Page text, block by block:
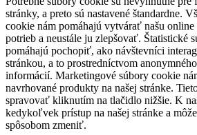
stránky, a preto sú nastavené štandardne.
cookie nám pomáhajú vytvárať našu
potrieb a neustále ju zlepšovať. Štatistické
pomáhajú pochopiť, ako návštevníci
stránkou, a to prostredníctvom
informácií. Marketingové súbory cookie
navrhované produkty na našej stránke.
spravovať kliknutím na tlačidlo nižšie. K
kedykoľvek prístup na našej stránke a
spôsobom zmeniť.